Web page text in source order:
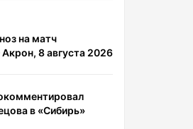
на матч
8 августа 2026
в «Сибирь»